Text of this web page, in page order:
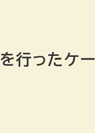
行ったケー